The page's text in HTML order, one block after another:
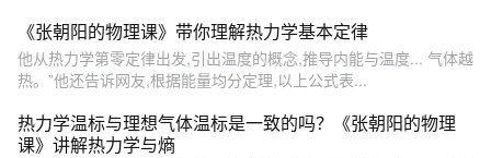
《张朝阳的物理课》带你理解热力学基本定律
他从热力学第零定律出发,引出温度的概念,推导内能与温度... 气体越
热。”他还告诉网友,根据能量均分定理,以上公式表...
热力学温标与理想气体温标是一致的吗？《张朝阳的物理
课》讲解热力学与熵